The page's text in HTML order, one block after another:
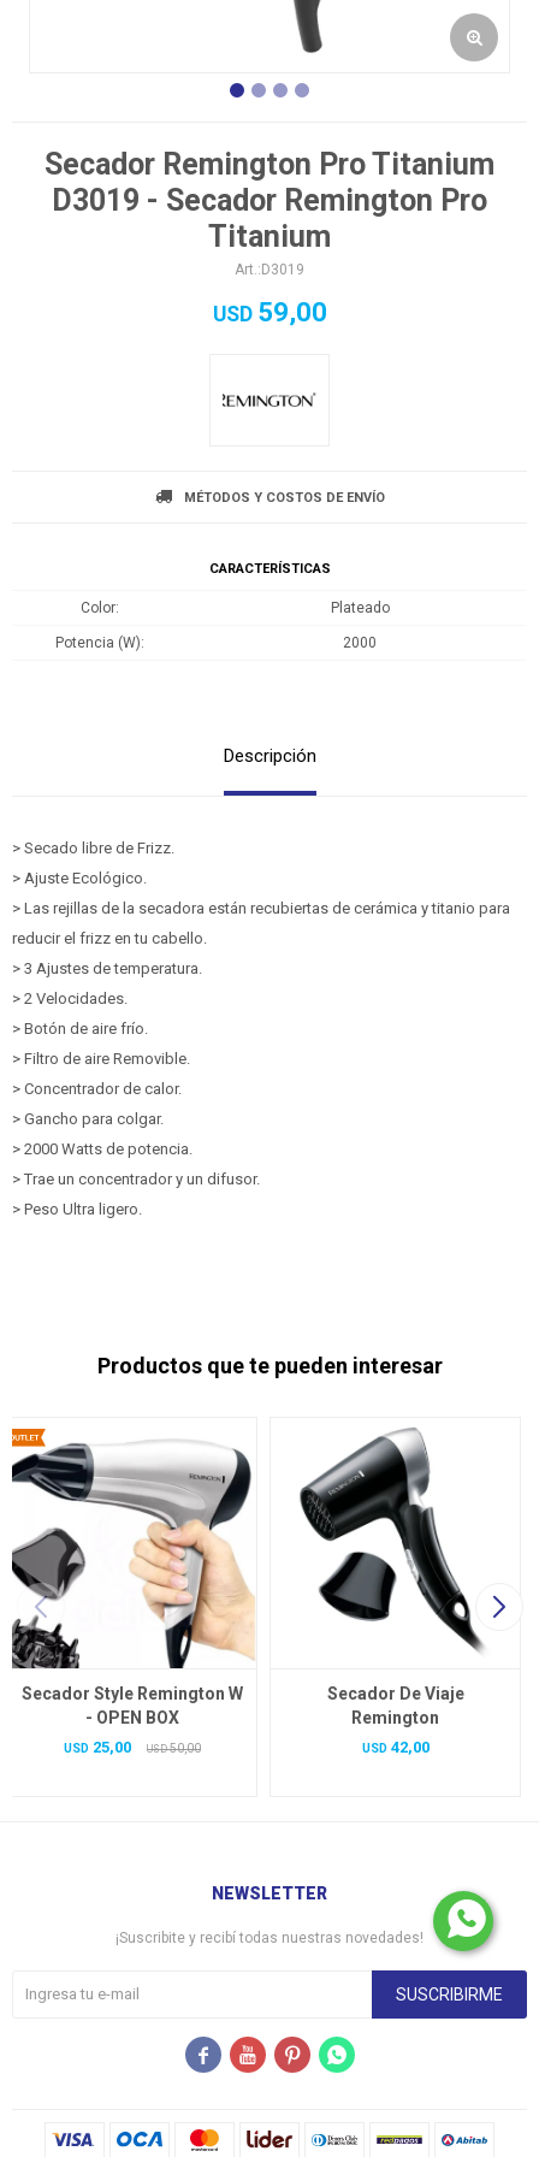
Secador Remington Pro Titanium
D3019 - Secador Remington Pro
Titanium
D3019
USD 59,00
MÉTODOS Y COSTOS DE ENVÍO
CARACTERÍSTICAS
Color Plateado
Potencia (W) 2000
Descripción
> Secado libre de Frizz.
> Ajuste Ecológico.
> Las rejillas de la secadora están recubiertas de cerámica y titanio para
reducir el frizz en tu cabello.
> 3 Ajustes de temperatura.
> 2 Velocidades.
> Botón de aire frío.
> Filtro de aire Removible.
> Concentrador de calor.
> Gancho para colgar.
> 2000 Watts de potencia.
> Trae un concentrador y un difusor.
> Peso Ultra ligero.
Productos que te pueden interesar
Secador Style Remington W
- OPEN BOX
USD 25,00 USD 50,00
Secador De Viaje
Remington
USD 42,00
NEWSLETTER
¡Suscribite y recibí todas nuestras novedades!
SUSCRIBIRME
   